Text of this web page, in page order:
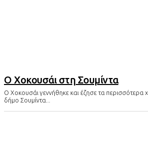
Ο Χοκουσάι στη Σουμίντα
O Χοκουσάι γεννήθηκε και έζησε τα περισσότερα
δήμο Σουμίντα...